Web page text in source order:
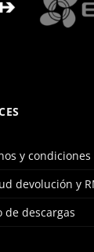
y condiciones
devolución y
de descargas